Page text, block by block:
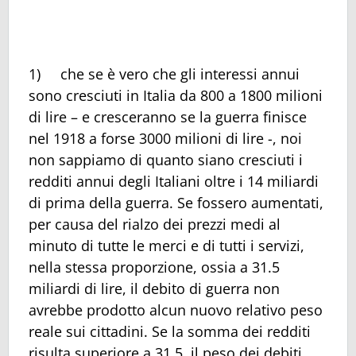
1) che se è vero che gli interessi annui
sono cresciuti in Italia da 800 a 1800 milioni
di lire – e cresceranno se la guerra finisce
nel 1918 a forse 3000 milioni di lire -, noi
non sappiamo di quanto siano cresciuti i
redditi annui degli Italiani oltre i 14 miliardi
di prima della guerra. Se fossero aumentati,
per causa del rialzo dei prezzi medi al
minuto di tutte le merci e di tutti i servizi,
nella stessa proporzione, ossia a 31.5
miliardi di lire, il debito di guerra non
avrebbe prodotto alcun nuovo relativo peso
reale sui cittadini. Se la somma dei redditi